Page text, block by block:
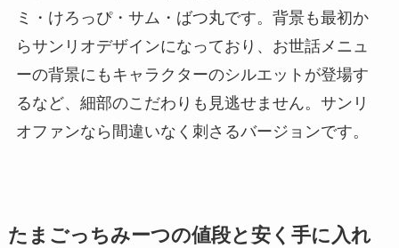
ミ・けろっぴ・サム・ばつ丸です。背景も最初か
らサンリオデザインになっており、お世話メニュ
ーの背景にもキャラクターのシルエットが登場す
るなど、細部のこだわりも見逃せません。サンリ
オファンなら間違いなく刺さるバージョンです。
たまごっちみーつの値段と安く手に入れ